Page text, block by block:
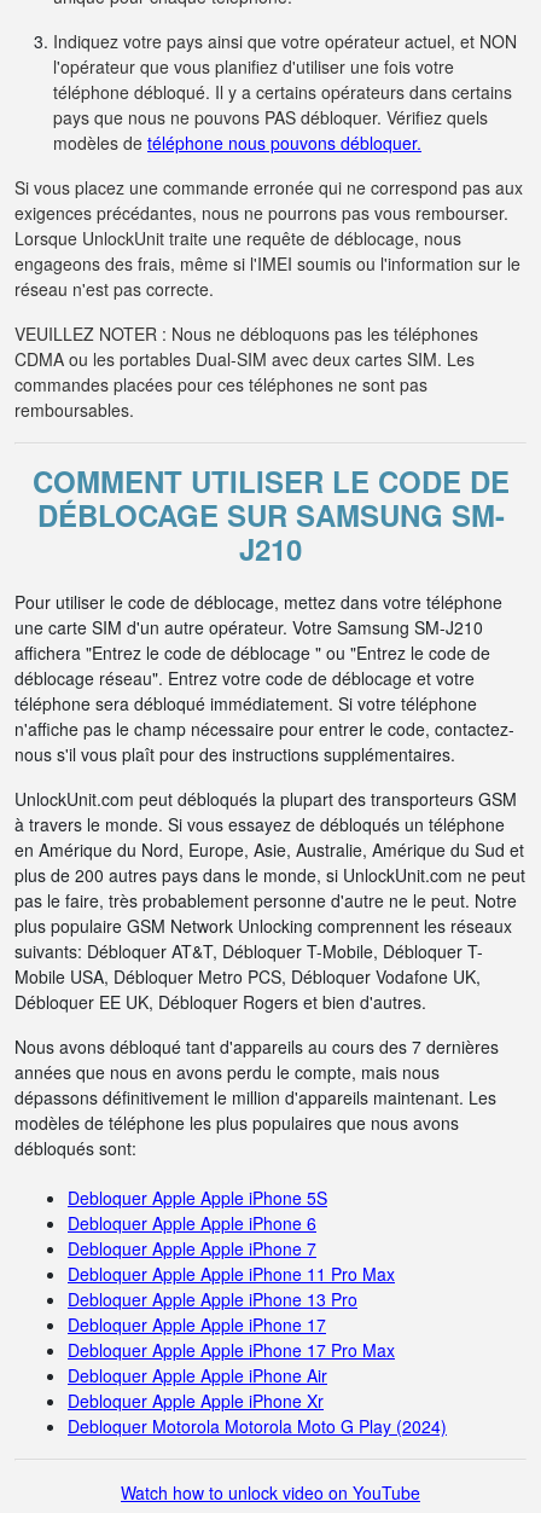
Indiquez votre pays ainsi que votre opérateur actuel, et NON
l'opérateur que vous planifiez d'utiliser une fois votre
téléphone débloqué. Il y a certains opérateurs dans certains
pays que nous ne pouvons PAS débloquer. Vérifiez quels
modèles de téléphone nous pouvons débloquer.
Si vous placez une commande erronée qui ne correspond pas aux
exigences précédantes, nous ne pourrons pas vous rembourser.
Lorsque UnlockUnit traite une requête de déblocage, nous
engageons des frais, même si l'IMEI soumis ou l'information sur le
réseau n'est pas correcte.
VEUILLEZ NOTER : Nous ne débloquons pas les téléphones
CDMA ou les portables Dual-SIM avec deux cartes SIM. Les
commandes placées pour ces téléphones ne sont pas
remboursables.
COMMENT UTILISER LE CODE DE
DÉBLOCAGE SUR SAMSUNG SM-
J210
Pour utiliser le code de déblocage, mettez dans votre téléphone
une carte SIM d'un autre opérateur. Votre Samsung SM-J210
affichera "Entrez le code de déblocage " ou "Entrez le code de
déblocage réseau". Entrez votre code de déblocage et votre
téléphone sera débloqué immédiatement. Si votre téléphone
n'affiche pas le champ nécessaire pour entrer le code, contactez-
nous s'il vous plaît pour des instructions supplémentaires.
UnlockUnit.com peut débloqués la plupart des transporteurs GSM
à travers le monde. Si vous essayez de débloqués un téléphone
en Amérique du Nord, Europe, Asie, Australie, Amérique du Sud et
plus de 200 autres pays dans le monde, si UnlockUnit.com ne peut
pas le faire, très probablement personne d'autre ne le peut. Notre
plus populaire GSM Network Unlocking comprennent les réseaux
suivants: Débloquer AT&T, Débloquer T-Mobile, Débloquer T-
Mobile USA, Débloquer Metro PCS, Débloquer Vodafone UK,
Débloquer EE UK, Débloquer Rogers et bien d'autres.
Nous avons débloqué tant d'appareils au cours des 7 dernières
années que nous en avons perdu le compte, mais nous
dépassons définitivement le million d'appareils maintenant. Les
modèles de téléphone les plus populaires que nous avons
débloqués sont:
Debloquer Apple Apple iPhone 5S
Debloquer Apple Apple iPhone 6
Debloquer Apple Apple iPhone 7
Debloquer Apple Apple iPhone 11 Pro Max
Debloquer Apple Apple iPhone 13 Pro
Debloquer Apple Apple iPhone 17
Debloquer Apple Apple iPhone 17 Pro Max
Debloquer Apple Apple iPhone Air
Debloquer Apple Apple iPhone Xr
Debloquer Motorola Motorola Moto G Play (2024)
Watch how to unlock video on YouTube